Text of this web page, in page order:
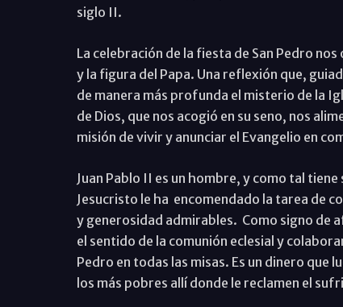
siglo II.
La celebración de la fiesta de San Pedro
y la figura del Papa. Una reflexión que,
de manera más profunda el misterio de la
de Dios, que nos acogió en su seno, nos
misión de vivir y anunciar el Evangelio en
Juan Pablo II es un hombre, y como tal
Jesucristo le ha encomendado la tarea de
y generosidad admirables. Como signo de
el sentido de la comunión eclesial y
Pedro en todas las misas. Es un dinero que
los más pobres allí donde le reclamen el